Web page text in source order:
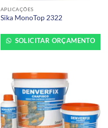
APLICAÇÕES
Sika MonoTop 2322
SOLICITAR ORÇAMENTO